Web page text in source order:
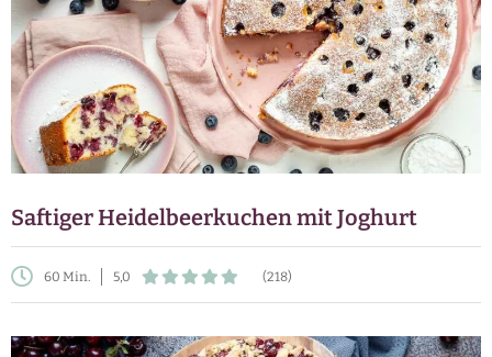
Saftiger Heidelbeerkuchen mit Joghurt
60 Min. 5,0 (218)